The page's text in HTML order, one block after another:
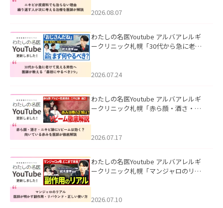
ました。
2026.08.07
わたしの名医Youtube アルバアレルギ
ークリニック札幌「30代から急に老け
た。
2026.07.24
わたしの名医Youtube アルバアレルギ
ークリニック札幌「赤ら顔・酒さ・ニ
した。
2026.07.17
わたしの名医Youtube アルバアレルギ
ークリニック札幌「マンジャロのリア
た。
2026.07.10